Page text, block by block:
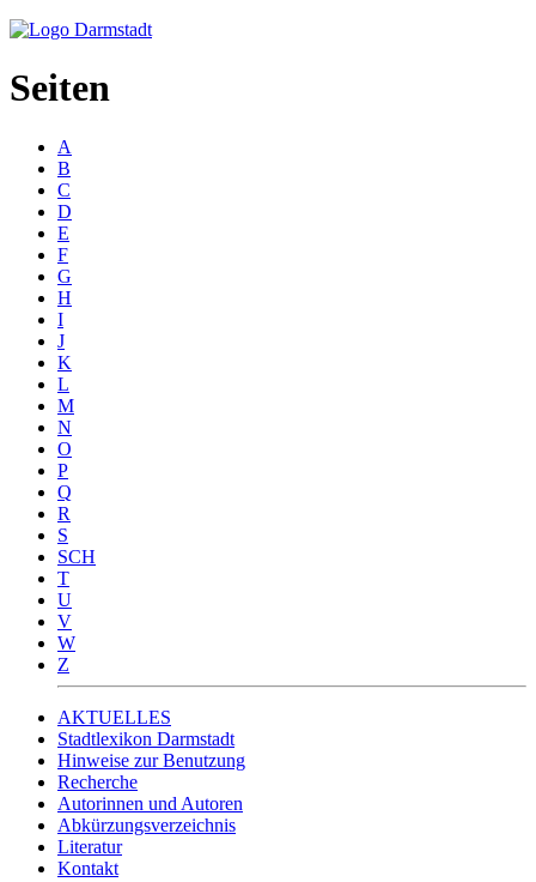
Seiten
A
B
C
D
E
F
G
H
I
J
K
L
M
N
O
P
Q
R
S
SCH
T
U
V
W
Z
AKTUELLES
Stadtlexikon Darmstadt
Hinweise zur Benutzung
Recherche
Autorinnen und Autoren
Abkürzungsverzeichnis
Literatur
Kontakt